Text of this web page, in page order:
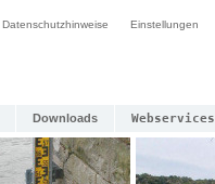
Datenschutzhinweise Einstellungen
Downloads Webservices